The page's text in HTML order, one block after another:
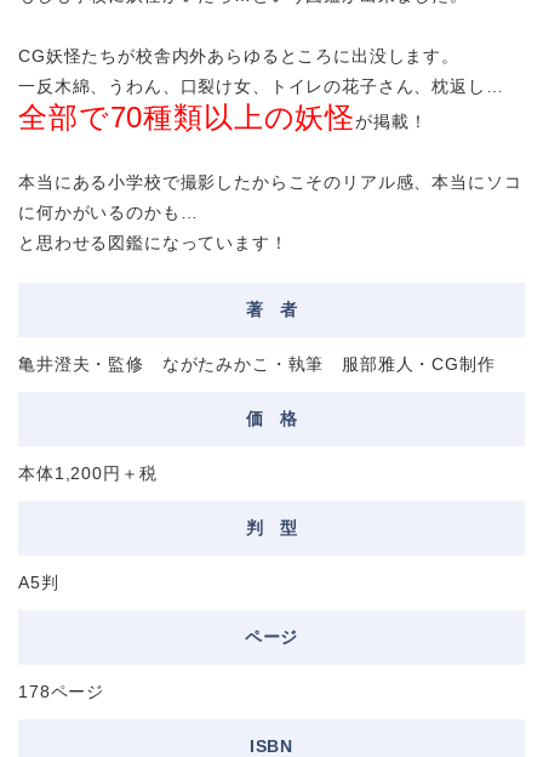
CG妖怪たちが校舎内外あらゆるところに出没します。
一反木綿、うわん、口裂け女、トイレの花子さん、枕返し…
全部で70種類以上の妖怪が掲載！
本当にある小学校で撮影したからこそのリアル感、本当にソコ
に何かがいるのかも…
と思わせる図鑑になっています！
著 者
亀井澄夫・監修 ながたみかこ・執筆 服部雅人・CG制作
価 格
本体1,200円＋税
判 型
A5判
ページ
178ページ
ISBN